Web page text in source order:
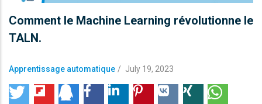
Comment le Machine Learning révolutionne le
TALN.
Apprentissage automatique / July 19, 2023